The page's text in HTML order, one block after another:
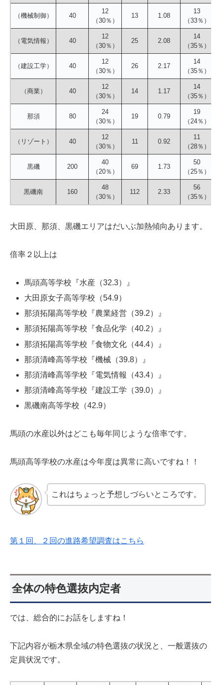
（機械制御） 40
12
（30％）
13 1.08
13
（33％）
（電気情報） 40
12
（30％）
25 2.08
14
（35％）
（建設工学） 40
12
（30％）
26 2.17
14
（35％）
（商業） 40
12
（30％）
14 1.17
14
（35％）
那須 80
24
（30％）
19 0.79
19
（24％）
（リゾート） 40
12
（30％）
11 0.92
11
（28％）
黒磯 200
40
（20％）
69 1.73
50
（25％）
黒磯南 160
48
（30％）
112 2.33
56
（35％）
大田原、那須、黒磯エリアはだいぶ加熱傾向あります。
倍率２以上は
馬頭高等学校『水産（32.3）』
大田原女子高等学校（54.9）
那須拓陽高等学校『農業経営（39.2）』
那須拓陽高等学校『食品化学（40.2）』
那須拓陽高等学校『食物文化（44.4）』
那須清峰高等学校『機械（39.8）』
那須清峰高等学校『電気情報（43.4）』
那須清峰高等学校『建設工学（39.0）』
黒磯南高等学校（42.9）
馬頭の水産以外はどこも毎年同じような倍率です。
馬頭高等学校の水産は今年度は異常に高いですね！！
これはちょっと予想しづらいところです。
第１回、２回の進路希望調査はこちら
全体の特色選抜内定者
では、総合的にお話をしますね！
下記内容が栃木県全域の特色選抜の状況と、一般選抜の
定員状況です。